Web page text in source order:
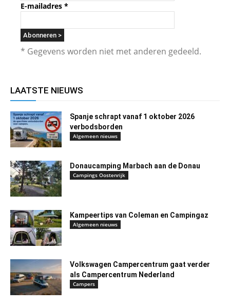
E-mailadres *
* Gegevens worden niet met anderen gedeeld.
LAATSTE NIEUWS
Spanje schrapt vanaf 1 oktober 2026
verbodsborden
Algemeen nieuws
Donaucamping Marbach aan de Donau
Campings Oostenrijk
Kampeertips van Coleman en Campingaz
Algemeen nieuws
Volkswagen Campercentrum gaat verder
als Campercentrum Nederland
Campers